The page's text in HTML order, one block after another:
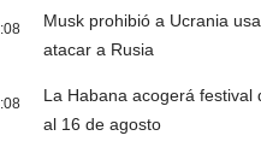
Musk prohibió a Ucrania
atacar a Rusia
La Habana acogerá festival
al 16 de agosto